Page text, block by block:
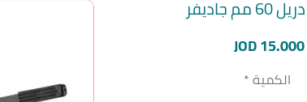
جاديفر
JOD 15.000السعر
الكمية*